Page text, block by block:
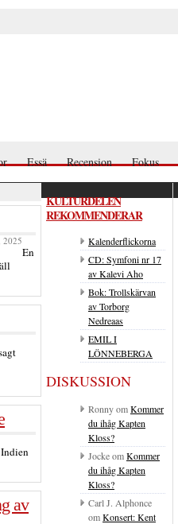
Essä Recension Fokus
2025
En
av
KULTURDELEN
REKOMMENDERAR
Kalenderflickorna
CD: Symfoni nr 17
av Kalevi Aho
Bok: Trollskärvan
av Torborg
Nedreaas
EMIL I
LÖNNEBERGA
DISKUSSION
RonnyomKommer
du ihåg Kapten
Kloss?
JockeomKommer
du ihåg Kapten
Kloss?
Carl J. Alphonce
omKonsert: Kent